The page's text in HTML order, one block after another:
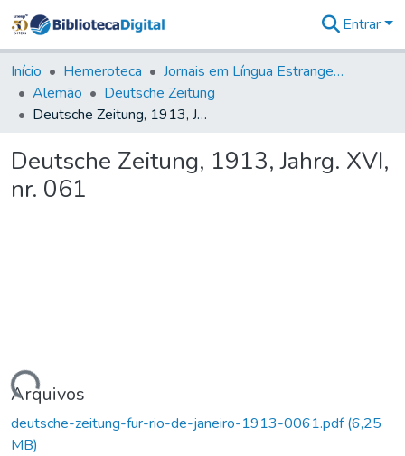
&
Coleções
Tudo na
Biblioteca
Estatísticas
Entrar
Início Hemeroteca
Jornais em Língua Estrangeira
Alemão
Deutsche Zeitung
Deutsche Zeitung, 1913, Jahrg. XVI, nr. 061
Deutsche Zeitung, 1913, Jahrg. XVI,
nr. 061
Arquivos
deutsche-zeitung-fur-rio-de-janeiro-1913-0061.pdf(6,25
MB)